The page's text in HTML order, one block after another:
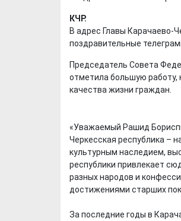
КЧР.
В адрес Главы Карачаево-
поздравительные
Председатель Совета
отметила большую работу,
качества жизни граждан.
«Уважаемый Рашид
Черкесская республика –
культурным наследием,
республики привлекает
разных народов и
достижениями старших
За последние годы в